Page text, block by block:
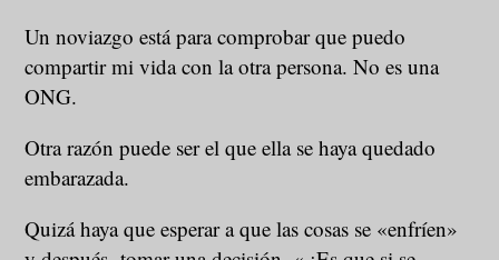
Un noviazgo está para comprobar que puedo
compartir mi vida con la otra persona. No es una
ONG.
Otra razón puede ser el que ella se haya quedado
embarazada.
Quizá haya que esperar a que las cosas se «enfríen»